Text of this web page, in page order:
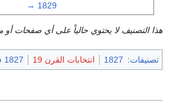
1829
→
هذا التصنيف لا يحتوي حالياً على أي صفحات أو
تصنيفات:
1827 انتخابات القرن 19 1827 في السياسة